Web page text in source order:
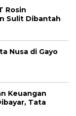
Rosin
Sulit Dibantah
Nusa di Gayo
Keuangan
Tata